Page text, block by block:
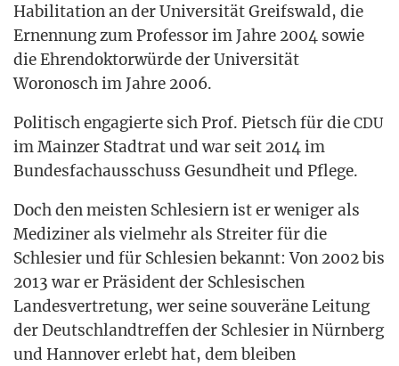
Habi­li­ta­ti­on an der Uni­ver­si­tät Greifs­wald, die
Ernen­nung zum Pro­fes­sor im Jah­re 2004 sowie
die Ehren­dok­tor­wür­de der Uni­ver­si­tät
Woro­nosch im Jah­re 2006.
Poli­tisch enga­gier­te sich Prof. Pietsch für die CDU
im Main­zer Stadt­rat und war seit 2014 im
Bun­des­fach­aus­schuss Gesund­heit und Pflege.
Doch den meis­ten Schle­si­ern ist er weni­ger als
Medi­zi­ner als viel­mehr als Strei­ter für die
Schle­si­er und für Schle­si­en bekannt: Von 2002 bis
2013 war er Prä­si­dent der Schle­si­schen
Lan­des­ver­tre­tung, wer sei­ne sou­ve­rä­ne Lei­tung
der Deutsch­land­tref­fen der Schle­si­er in Nürn­berg
und Han­no­ver erlebt hat, dem blei­ben